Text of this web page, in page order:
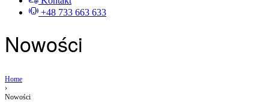
+48 733 663 633
Nowości
Home
›
Nowości